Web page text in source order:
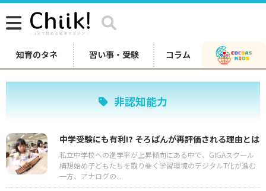
知育のタネ 習い事・受験 コラム
非認知能力
中学受験にも有利⁉︎ そろばんが再評価される理由とは
私立中学校への進学率が上昇傾向にある中で、GIGAスクール
構想始め子どもたちを取り巻く学習環境のデジタルT化が進む
一方、アナログの...